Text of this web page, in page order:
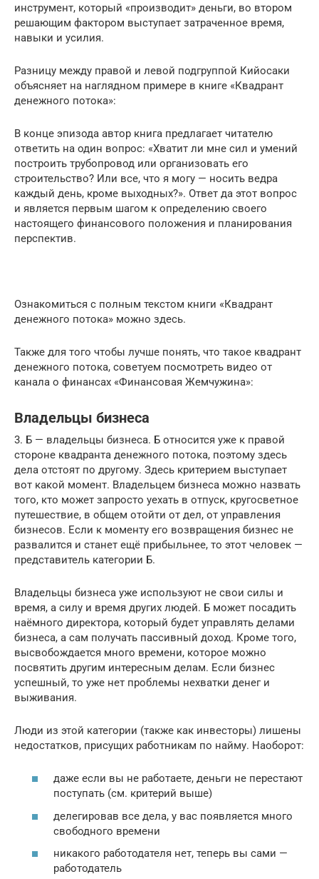
инструмент, который «производит» деньги, во втором
решающим фактором выступает затраченное время,
навыки и усилия.
Разницу между правой и левой подгруппой Кийосаки
объясняет на наглядном примере в книге «Квадрант
денежного потока»:
В конце эпизода автор книга предлагает читателю
ответить на один вопрос: «Хватит ли мне сил и умений
построить трубопровод или организовать его
строительство? Или все, что я могу — носить ведра
каждый день, кроме выходных?». Ответ да этот вопрос
и является первым шагом к определению своего
настоящего финансового положения и планирования
перспектив.
Ознакомиться с полным текстом книги «Квадрант
денежного потока» можно здесь.
Также для того чтобы лучше понять, что такое квадрант
денежного потока, советуем посмотреть видео от
канала о финансах «Финансовая Жемчужина»:
Владельцы бизнеса
3. Б — владельцы бизнеса. Б относится уже к правой
стороне квадранта денежного потока, поэтому здесь
дела отстоят по другому. Здесь критерием выступает
вот какой момент. Владельцем бизнеса можно назвать
того, кто может запросто уехать в отпуск, кругосветное
путешествие, в общем отойти от дел, от управления
бизнесов. Если к моменту его возвращения бизнес не
развалится и станет ещё прибыльнее, то этот человек —
представитель категории Б.
Владельцы бизнеса уже используют не свои силы и
время, а силу и время других людей. Б может посадить
наёмного директора, который будет управлять делами
бизнеса, а сам получать пассивный доход. Кроме того,
высвобождается много времени, которое можно
посвятить другим интересным делам. Если бизнес
успешный, то уже нет проблемы нехватки денег и
выживания.
Люди из этой категории (также как инвесторы) лишены
недостатков, присущих работникам по найму. Наоборот:
даже если вы не работаете, деньги не перестают
поступать (см. критерий выше)
делегировав все дела, у вас появляется много
свободного времени
никакого работодателя нет, теперь вы сами —
работодатель